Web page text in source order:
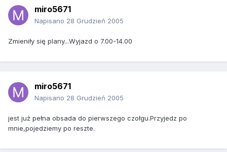
miro5671
Napisano 28 Grudzień 2005
Zmieniły się plany...Wyjazd o 7.00-14.00
miro5671
Napisano 28 Grudzień 2005
jest już pełna obsada do pierwszego czołgu.Przyjedz po
mnie,pojedziemy po reszte.